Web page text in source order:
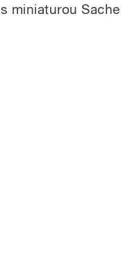
s miniaturou